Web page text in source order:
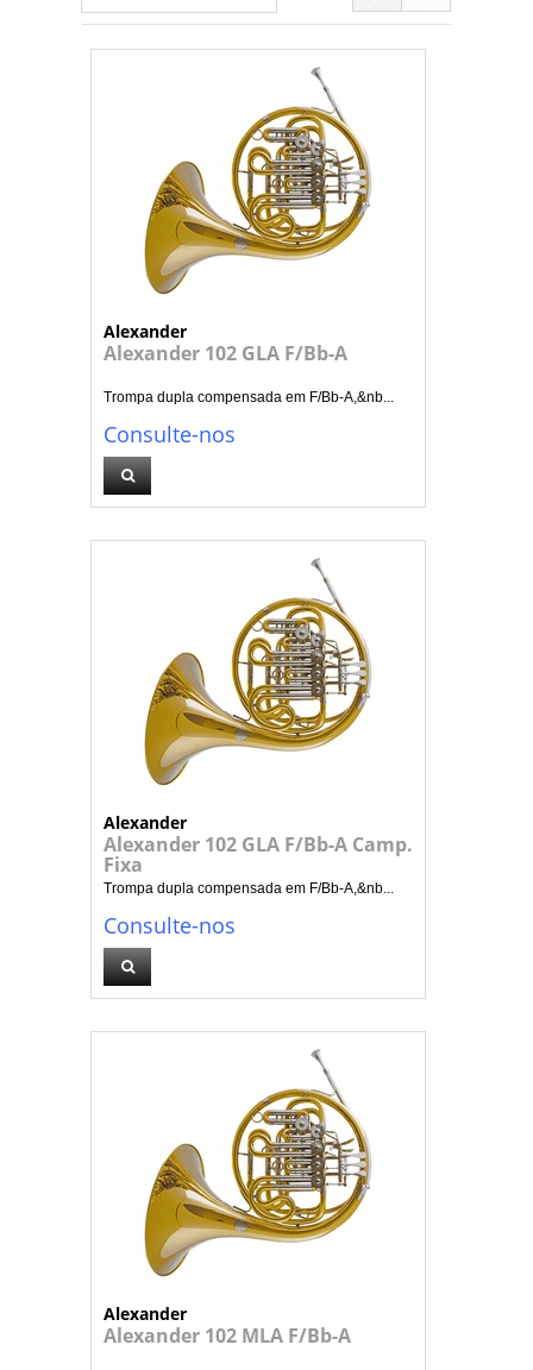
Alexander
Alexander 102 GLA F/Bb-A
Trompa dupla compensada em F/Bb-A,&nb...
Consulte-nos
Alexander
Alexander 102 GLA F/Bb-A Camp.
Fixa
Trompa dupla compensada em F/Bb-A,&nb...
Consulte-nos
Alexander
Alexander 102 MLA F/Bb-A